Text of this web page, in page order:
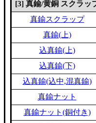
[3] 真鍮/黄銅 スクラッ
真鍮スクラップ
真鍮(上)
込真鍮(上)
込真鍮(下)
込真鍮(込中,混真鍮)
真鍮ナット
真鍮ナット(銅付き)